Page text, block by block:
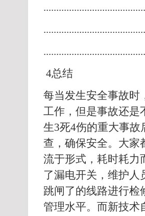
4总结
每当发生安全事故时
工作，但是事故还是
生3死4伤的重大事
查，确保安全。大家
流于形式，耗时耗力
了漏电开关，维护人
跳闸了的线路进行检
管理水平。而新技术